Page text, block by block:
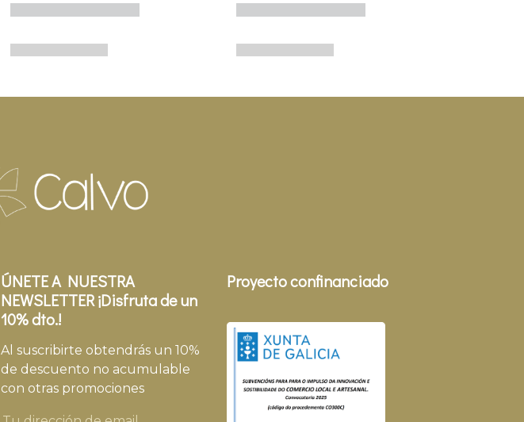
ÚNETE A NUESTRA
NEWSLETTER ¡Disfruta de un
10% dto.!
Al suscribirte obtendrás un 10%
de descuento no acumulable
con otras promociones
Proyecto confinanciado